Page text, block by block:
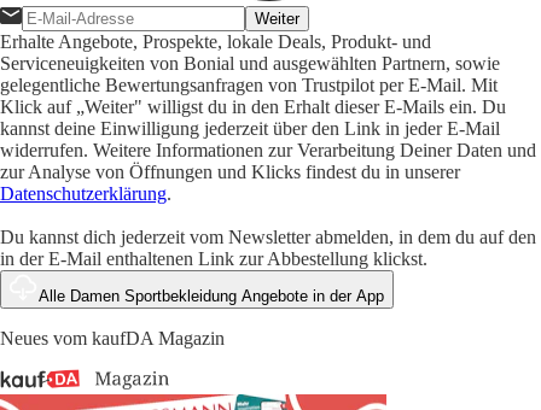
Weiter
Erhalte Angebote, Prospekte, lokale Deals, Produkt- und
Serviceneuigkeiten von Bonial und ausgewählten Partnern, sowie
gelegentliche Bewertungsanfragen von Trustpilot per E-Mail. Mit
Klick auf „Weiter" willigst du in den Erhalt dieser E-Mails ein. Du
kannst deine Einwilligung jederzeit über den Link in jeder E-Mail
widerrufen. Weitere Informationen zur Verarbeitung Deiner Daten und
zur Analyse von Öffnungen und Klicks findest du in unserer
Datenschutzerklärung.
Du kannst dich jederzeit vom Newsletter abmelden, in dem du auf den
in der E-Mail enthaltenen Link zur Abbestellung klickst.
Alle Damen Sportbekleidung Angebote in der App
Neues vom kaufDA Magazin